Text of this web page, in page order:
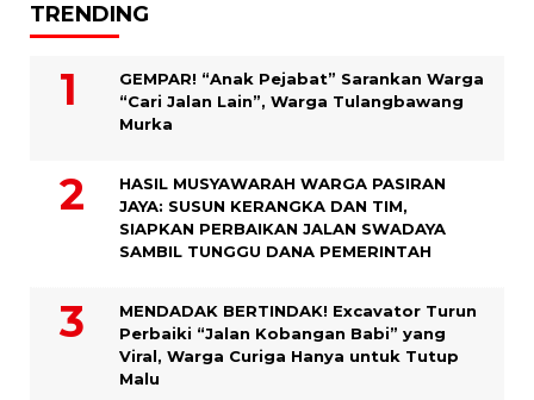
TRENDING
GEMPAR! “Anak Pejabat” Sarankan Warga
“Cari Jalan Lain”, Warga Tulangbawang
Murka
HASIL MUSYAWARAH WARGA PASIRAN
JAYA: SUSUN KERANGKA DAN TIM,
SIAPKAN PERBAIKAN JALAN SWADAYA
SAMBIL TUNGGU DANA PEMERINTAH
MENDADAK BERTINDAK! Excavator Turun
Perbaiki “Jalan Kobangan Babi” yang
Viral, Warga Curiga Hanya untuk Tutup
Malu